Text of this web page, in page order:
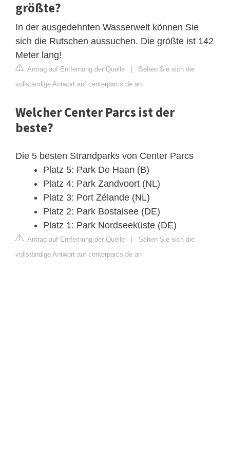
größte?
In der ausgedehnten Wasserwelt können Sie
sich die Rutschen aussuchen. Die größte ist 142
Meter lang!
Antrag auf Entfernung der Quelle | Sehen Sie sich die
vollständige Antwort auf centerparcs.de an
Welcher Center Parcs ist der
beste?
Die 5 besten Strandparks von Center Parcs
Platz 5: Park De Haan (B)
Platz 4: Park Zandvoort (NL)
Platz 3: Port Zélande (NL)
Platz 2: Park Bostalsee (DE)
Platz 1: Park Nordseeküste (DE)
Antrag auf Entfernung der Quelle | Sehen Sie sich die
vollständige Antwort auf centerparcs.de an